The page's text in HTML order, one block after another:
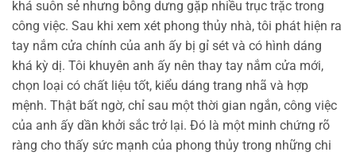
khá suôn sẻ nhưng bỗng dưng gặp nhiều trục trặc trong
công việc. Sau khi xem xét phong thủy nhà, tôi phát hiện ra
tay nắm cửa chính của anh ấy bị gỉ sét và có hình dáng
khá kỳ dị. Tôi khuyên anh ấy nên thay tay nắm cửa mới,
chọn loại có chất liệu tốt, kiểu dáng trang nhã và hợp
mệnh. Thật bất ngờ, chỉ sau một thời gian ngắn, công việc
của anh ấy dần khởi sắc trở lại. Đó là một minh chứng rõ
ràng cho thấy sức mạnh của phong thủy trong những chi